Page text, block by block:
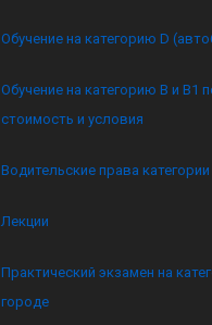
Обучение на категорию D
Обучение на категорию B и
стоимость и условия
Водительские права
Лекции
Практический экзамен на
городе